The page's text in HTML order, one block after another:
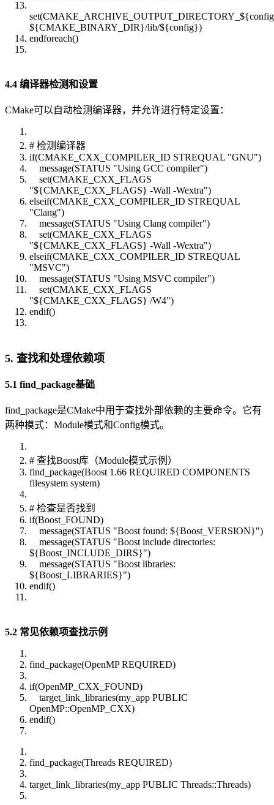
${CMAKE_BINARY_DIR}/lib/${config})
endforeach()
4.4 编译器检测和设置
CMake可以自动检测编译器，并允许进行特定设置：
# 检测编译器
if(CMAKE_CXX_COMPILER_ID STREQUAL "GNU")
message(STATUS "Using GCC compiler")
set(CMAKE_CXX_FLAGS
"${CMAKE_CXX_FLAGS} -Wall -Wextra")
elseif(CMAKE_CXX_COMPILER_ID STREQUAL
"Clang")
message(STATUS "Using Clang compiler")
set(CMAKE_CXX_FLAGS
"${CMAKE_CXX_FLAGS} -Wall -Wextra")
elseif(CMAKE_CXX_COMPILER_ID STREQUAL
"MSVC")
message(STATUS "Using MSVC compiler")
set(CMAKE_CXX_FLAGS
"${CMAKE_CXX_FLAGS} /W4")
endif()
5. 查找和处理依赖项
5.1 find_package基础
find_package是CMake中用于查找外部依赖的主要命令。它有
两种模式：Module模式和Config模式。
# 查找Boost库（Module模式示例）
find_package(Boost 1.66 REQUIRED COMPONENTS
filesystem system)
# 检查是否找到
if(Boost_FOUND)
message(STATUS "Boost found: ${Boost_VERSION}")
message(STATUS "Boost include directories:
${Boost_INCLUDE_DIRS}")
message(STATUS "Boost libraries:
${Boost_LIBRARIES}")
endif()
5.2 常见依赖项查找示例
find_package(OpenMP REQUIRED)
if(OpenMP_CXX_FOUND)
target_link_libraries(my_app PUBLIC
OpenMP::OpenMP_CXX)
endif()
find_package(Threads REQUIRED)
target_link_libraries(my_app PUBLIC Threads::Threads)